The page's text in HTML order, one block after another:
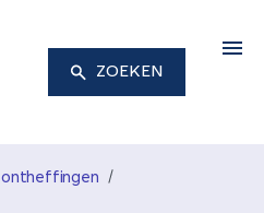
ZOEKEN
ontheffingen